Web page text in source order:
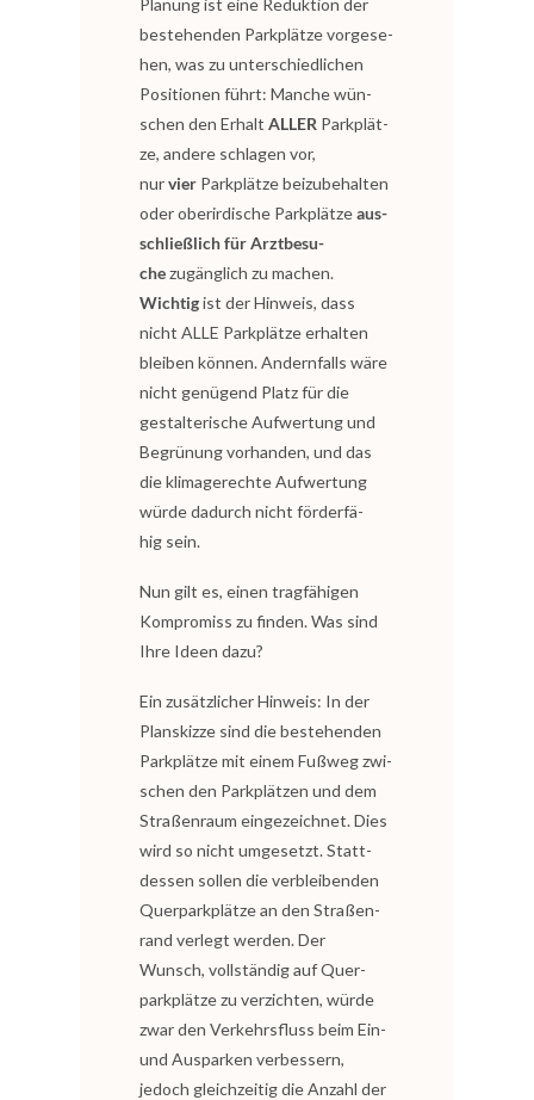
Pla­nung ist eine Reduk­ti­on der
bestehen­den Park­plät­ze vor­ge­se­
hen, was zu unter­schied­li­chen
Posi­tio­nen führt: Man­che wün­
schen den ErhaltALLER Park­plät­
ze, ande­re schla­gen vor,
nurvier Park­plät­ze bei­zu­be­hal­ten
oder ober­ir­di­sche Park­plät­zeaus­
schließ­lich für Arzt­be­su­
chezugäng­lich zu machen.
Wich­tigist der Hin­weis, dass
nicht ALLE Park­plät­ze erhal­ten
blei­ben kön­nen. Andern­falls wäre
nicht genü­gend Platz für die
gestal­te­ri­sche Auf­wer­tung und
Begrü­nung vor­han­den, und das
die kli­ma­ge­rech­te Auf­wer­tung
wür­de dadurch nicht för­der­fä­
hig sein.
Nun gilt es, einen trag­fä­hi­gen
Kom­pro­miss zu fin­den. Was sind
Ihre Ideen dazu?
Ein zusätz­li­cher Hin­weis: In der
Plan­skiz­ze sind die bestehen­den
Park­plät­ze mit einem Fuß­weg zwi­
schen den Park­plät­zen und dem
Stra­ßen­raum ein­ge­zeich­net. Dies
wird so nicht umge­setzt. Statt­
des­sen sol­len die ver­blei­ben­den
Quer­park­plät­ze an den Stra­ßen­
rand ver­legt wer­den. Der
Wunsch, voll­stän­dig auf Quer­
park­plät­ze zu ver­zich­ten, wür­de
zwar den Ver­kehrs­fluss beim Ein-
und Aus­par­ken ver­bes­sern,
jedoch gleich­zei­tig die Anzahl der